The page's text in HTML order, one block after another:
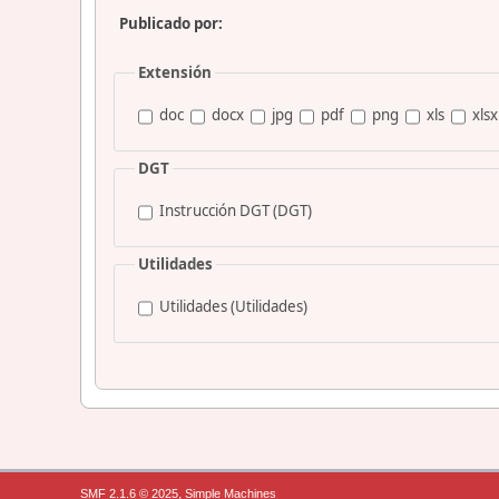
Publicado por:
Extensión
doc docx jpg pdf png xls xlsx
DGT
Instrucción DGT (DGT)
Utilidades
Utilidades (Utilidades)
SMF 2.1.6 © 2025, Simple Machines